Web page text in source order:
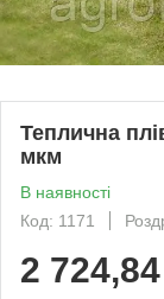
Теплична
мкм
В наявності
Код: 1171
2 724,84